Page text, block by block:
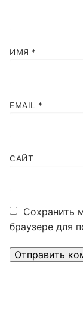
ИМЯ *
EMAIL *
САЙТ
Сохранить
браузере для